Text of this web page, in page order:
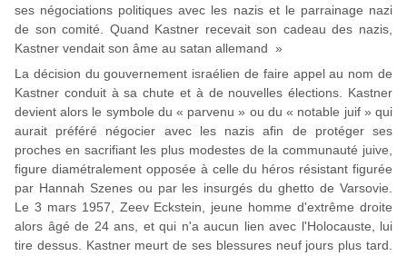
ses négociations politiques avec les nazis et le parrainage nazi
de son comité. Quand Kastner recevait son cadeau des nazis,
Kastner vendait son âme au satan allemand »
La décision du gouvernement israélien de faire appel au nom de
Kastner conduit à sa chute et à de nouvelles élections. Kastner
devient alors le symbole du « parvenu » ou du « notable juif » qui
aurait préféré négocier avec les nazis afin de protéger ses
proches en sacrifiant les plus modestes de la communauté juive,
figure diamétralement opposée à celle du héros résistant figurée
par Hannah Szenes ou par les insurgés du ghetto de Varsovie.
Le 3 mars 1957, Zeev Eckstein, jeune homme d'extrême droite
alors âgé de 24 ans, et qui n'a aucun lien avec l'Holocauste, lui
tire dessus. Kastner meurt de ses blessures neuf jours plus tard.